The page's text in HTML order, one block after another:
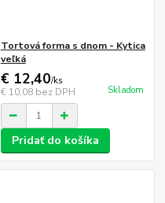
Tortová forma s dnom - Kytica
veľká
€ 12,40/ks
€ 10,08 bez DPH Skladom
Pridať do košíka